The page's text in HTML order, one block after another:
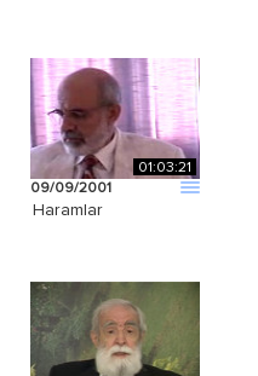
01:03:21
09/09/2001
Haramlar